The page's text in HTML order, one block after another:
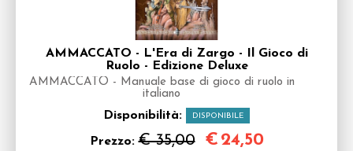
AMMACCATO - L'Era di Zargo - Il Gioco di
Ruolo - Edizione Deluxe
AMMACCATO - Manuale base di gioco di ruolo in
italiano
Disponibilità: DISPONIBILE
Prezzo:€ 35,00 € 24,50